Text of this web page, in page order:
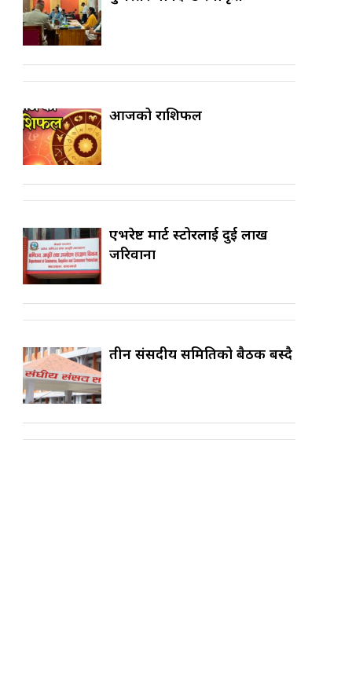
आजको राशिफल
एभरेष्ट मार्ट स्टोरलाई दुई लाख
जरिवाना
तीन संसदीय समितिको बैठक बस्दै